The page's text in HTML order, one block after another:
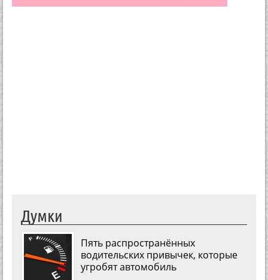
Думки
Пять распространённых
водительских привычек, которые
угробят автомобиль